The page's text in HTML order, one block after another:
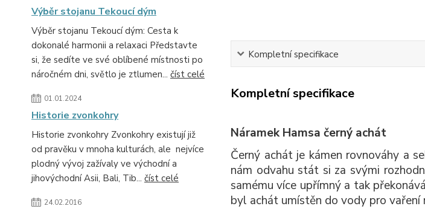
Výběr stojanu Tekoucí dým
Výběr stojanu Tekoucí dým: Cesta k
dokonalé harmonii a relaxaci Představte
si, že sedíte ve své oblíbené místnosti po
náročném dni, světlo je ztlumen... číst celé
01.01.2024
Historie zvonkohry
Historie zvonkohry Zvonkohry existují již
od pravěku v mnoha kulturách, ale nejvíce
plodný vývoj zažívaly ve východní a
jihovýchodní Asii, Bali, Tib... číst celé
24.02.2016
Kompletní specifikace
Kompletní specifikace
Náramek Hamsa černý achát
Černý achát je kámen rovnováhy a
nám odvahu stát si za svými
samému více upřímný a tak
byl achát umístěn do vody pro